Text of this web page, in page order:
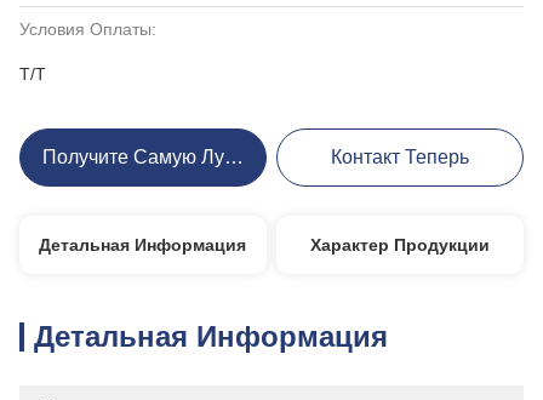
Условия Оплаты:
T/T
Получите Самую Лучшую Цену Контакт Теперь
Детальная Информация Характер Продукции
Детальная Информация